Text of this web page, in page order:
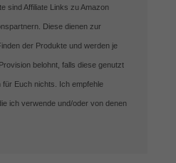
sind Affiliate Links zu Amazon
Diese dienen zur
der Produkte und werden je
belohnt, falls diese genutzt
Euch nichts. Ich empfehle
ich verwende und/oder von denen